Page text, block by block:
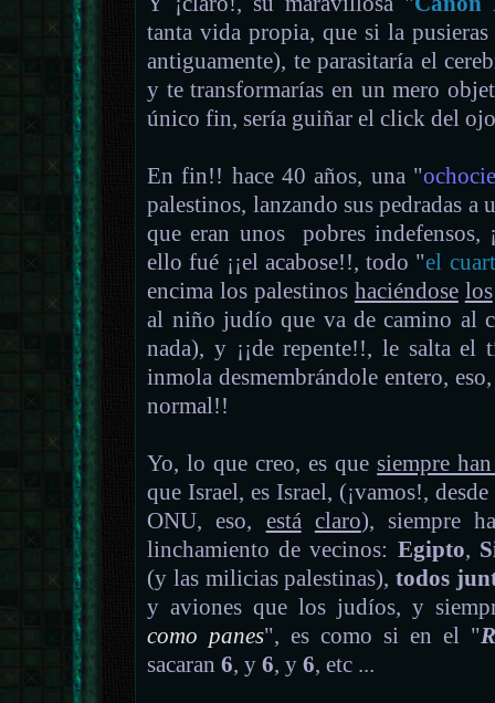
tanta vida propia, que si la
antiguamente), te parasitaría el
y te transformarías en un mero
único fin, sería guiñar el click del
En fin!! hace 40 años, una "
palestinos, lanzando sus pedradas
que eran unos pobres indefensos,
ello fué ¡¡el acabose!!, todo "el
encima los palestinos haciéndose los
al niño judío que va de camino al
nada), y ¡¡de repente!!, le salta el
inmola desmembrándole entero,
normal!!
Yo, lo que creo, es quesiempre
que Israel, es Israel, (¡vamos!,
ONU, eso, está claro), siempre
linchamiento de vecinos: Egipto,
(y las milicias palestinas), todos
y aviones que los judíos, y
como panes", es como si en el "
sacaran6, y6, y6, etc ...